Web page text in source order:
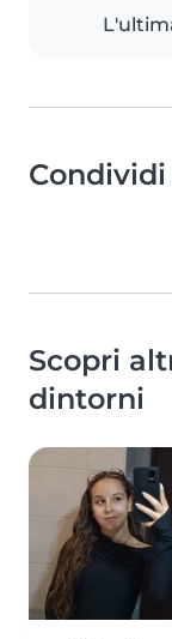
Scopri
dintorni